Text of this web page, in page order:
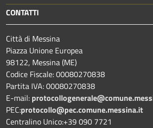
CONTATTI
Città di Messina
Piazza Unione Europea
98122, Messina (ME)
Codice Fiscale: 00080270838
Partita IVA: 00080270838
E-mail: protocollogenerale@comune.
PEC:protocollo@pec.comune.messina.it
Centralino Unico:+39 090 7721